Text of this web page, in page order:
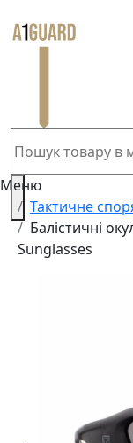
Меню
Тактичне
Балістичні
Sunglasses